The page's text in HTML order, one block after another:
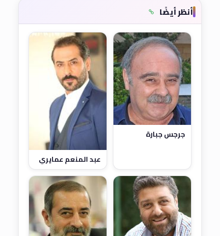
أنظر أيضًا
جرجس جبارة
عبد المنعم عمايري